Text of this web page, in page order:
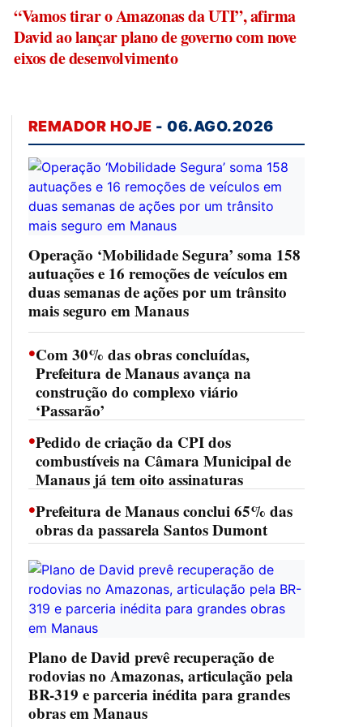
“Vamos tirar o Amazonas da UTI”, afirma
David ao lançar plano de governo com nove
eixos de desenvolvimento
REMADOR HOJE - 06.AGO.2026
Operação ‘Mobilidade Segura’ soma 158
autuações e 16 remoções de veículos em
duas semanas de ações por um trânsito
mais seguro em Manaus
•Com 30% das obras concluídas,
Prefeitura de Manaus avança na
construção do complexo viário
‘Passarão’
•Pedido de criação da CPI dos
combustíveis na Câmara Municipal de
Manaus já tem oito assinaturas
•Prefeitura de Manaus conclui 65% das
obras da passarela Santos Dumont
Plano de David prevê recuperação de
rodovias no Amazonas, articulação pela
BR-319 e parceria inédita para grandes
obras em Manaus